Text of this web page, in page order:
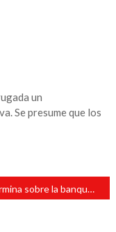
un
Se presume que los
Termina sobre la banque camioneta que se le reventó una llanta